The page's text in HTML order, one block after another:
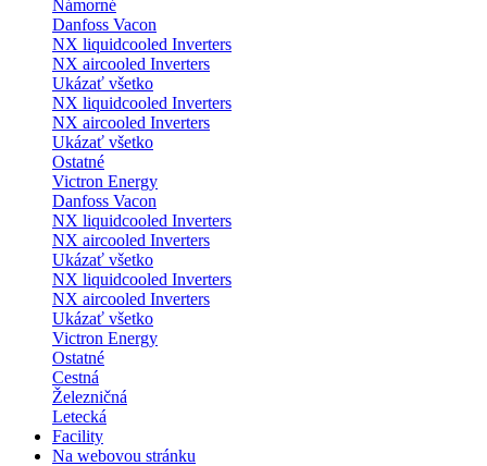
Námorné
Danfoss Vacon
NX liquidcooled Inverters
NX aircooled Inverters
Ukázať všetko
NX liquidcooled Inverters
NX aircooled Inverters
Ukázať všetko
Ostatné
Victron Energy
Danfoss Vacon
NX liquidcooled Inverters
NX aircooled Inverters
Ukázať všetko
NX liquidcooled Inverters
NX aircooled Inverters
Ukázať všetko
Victron Energy
Ostatné
Cestná
Železničná
Letecká
Facility
Na webovou stránku